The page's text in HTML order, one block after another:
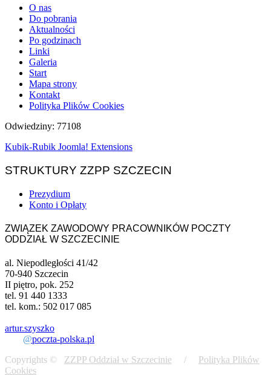
O nas
Do pobrania
Aktualności
Po godzinach
Linki
Galeria
Start
Mapa strony
Kontakt
Polityka Plików Cookies
Odwiedziny: 77108
Kubik-Rubik Joomla! Extensions
STRUKTURY ZZPP SZCZECIN
Prezydium
Konto i Opłaty
ZWIĄZEK ZAWODOWY PRACOWNIKÓW POCZTY
ODDZIAŁ W SZCZECINIE
al. Niepodległości 41/42
70-940 Szczecin
II piętro, pok. 252
tel. 91 440 1333
tel. kom.: 502 017 085
artur.szyszko
@poczta-polska.pl
Copyrights © ZZPP Oddział w Szczecinie / Polityka Plików
Cookies